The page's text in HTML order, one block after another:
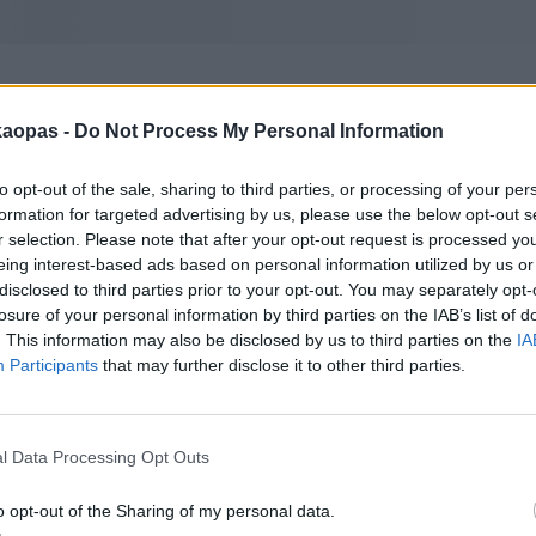
- Do Not Process My Personal Information
opt-out of the sale, sharing to third parties, or processing of your
for targeted advertising by us, please use the below opt-out
selection. Please note that after your opt-out request is processed
interest-based ads based on personal information utilized by us
to third parties prior to your opt-out. You may separately
of your personal information by third parties on the IAB’s list of
This information may also be disclosed by us to third parties on the
Participants that may further disclose it to other third parties.
Data Processing Opt Outs
opt-out of the Sharing of my personal data.
jaraitiovaunujakannattaa arkisin vältellä, sillä ne ovat
minne metro ei kulje, kannattaa suosiolla hypätä taksiin.
paras hankinta on 8 leutä maksava päivälippu, jolla voi
leullä 10 lippua. Viikkolippu maksaa 25 leutä ja
ja osa niistä on suuria, mutta kuten muuallakin Bukarestissa
sillä tungoksessa jotakin voi kadota. Metro on ruuhkainen
ainakin auttavaa englantia. Hinnat ovat uskomattoman alhaisia,
minne tahansa keskustan alueella. On kuitenkin välttämätöntä
ovat ylihintaisia ja voivat yrittää ottaa lisää tietämättömältä
tilauttaa. Kadulla voi myös panna taksiyhtiöiden nimiä ja